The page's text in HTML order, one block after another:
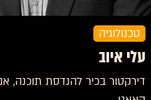
טכנולוגיה
עלי איוב
דירקטור בכיר להנדסת תוכנה,